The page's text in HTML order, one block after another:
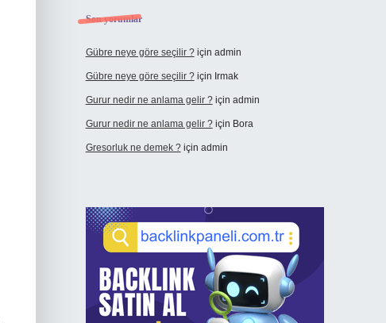
Son yorumlar
Gübre neye göre seçilir ?için admin
Gübre neye göre seçilir ?için Irmak
Gurur nedir ne anlama gelir ?için admin
Gurur nedir ne anlama gelir ?için Bora
Gresorluk ne demek ?için admin